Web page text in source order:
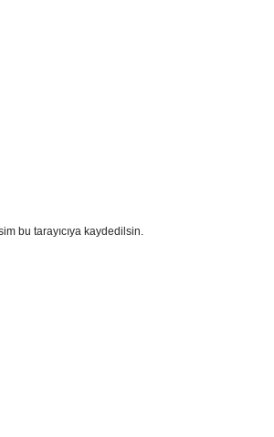
bu tarayıcıya kaydedilsin.